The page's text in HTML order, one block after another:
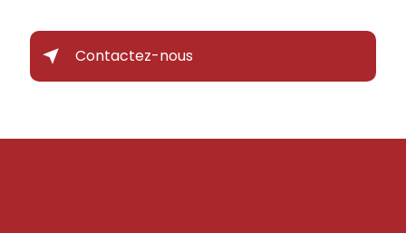
Contactez-nous